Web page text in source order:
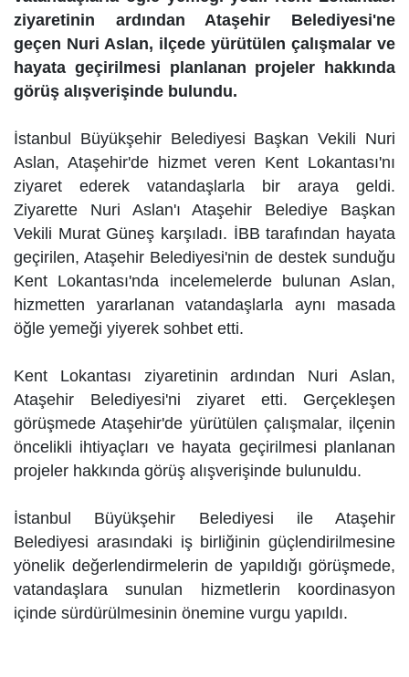
ziyaretinin ardından Ataşehir Belediyesi'ne
geçen Nuri Aslan, ilçede yürütülen çalışmalar ve
hayata geçirilmesi planlanan projeler hakkında
görüş alışverişinde bulundu.
İstanbul Büyükşehir Belediyesi Başkan Vekili Nuri
Aslan, Ataşehir'de hizmet veren Kent Lokantası'nı
ziyaret ederek vatandaşlarla bir araya geldi.
Ziyarette Nuri Aslan'ı Ataşehir Belediye Başkan
Vekili Murat Güneş karşıladı. İBB tarafından hayata
geçirilen, Ataşehir Belediyesi'nin de destek sunduğu
Kent Lokantası'nda incelemelerde bulunan Aslan,
hizmetten yararlanan vatandaşlarla aynı masada
öğle yemeği yiyerek sohbet etti.
Kent Lokantası ziyaretinin ardından Nuri Aslan,
Ataşehir Belediyesi'ni ziyaret etti. Gerçekleşen
görüşmede Ataşehir'de yürütülen çalışmalar, ilçenin
öncelikli ihtiyaçları ve hayata geçirilmesi planlanan
projeler hakkında görüş alışverişinde bulunuldu.
İstanbul Büyükşehir Belediyesi ile Ataşehir
Belediyesi arasındaki iş birliğinin güçlendirilmesine
yönelik değerlendirmelerin de yapıldığı görüşmede,
vatandaşlara sunulan hizmetlerin koordinasyon
içinde sürdürülmesinin önemine vurgu yapıldı.